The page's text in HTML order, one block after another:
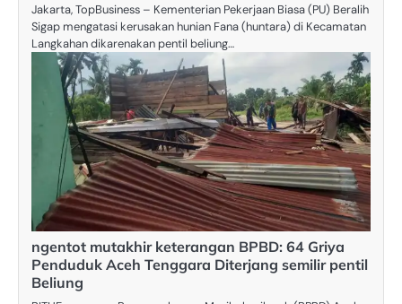
Jakarta, TopBusiness – Kementerian Pekerjaan Biasa (PU) Beralih
Sigap mengatasi kerusakan hunian Fana (huntara) di Kecamatan
Langkahan dikarenakan pentil beliung…
ngentot mutakhir keterangan BPBD: 64 Griya
Penduduk Aceh Tenggara Diterjang semilir pentil
Beliung